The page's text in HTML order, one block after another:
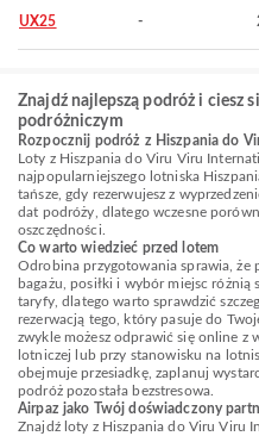
UX25 -
Znajdź najlepszą podróż i ciesz
podróżniczym
Rozpocznij podróż z Hiszpania do
Loty z Hiszpania do Viru Viru
najpopularniejszego lotniska
tańsze, gdy rezerwujesz z
dat podróży, dlatego wczesne
oszczędności.
Co warto wiedzieć przed lotem
Odrobina przygotowania sprawia, że
bagażu, posiłki i wybór miejsc
taryfy, dlatego warto sprawdzić
rezerwacją tego, który pasuje do
zwykle możesz odprawić się online z
lotniczej lub przy stanowisku na
obejmuje przesiadkę, zaplanuj
podróż pozostała bezstresowa.
Airpaz jako Twój doświadczony
Znajdź loty z Hiszpania do Viru Viru